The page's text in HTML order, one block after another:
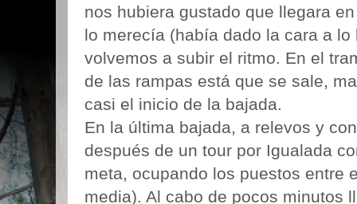
nos hubiera gustado que llegara
lo merecía (había dado la cara a
volvemos a subir el ritmo. En el
de las rampas está que se sale,
casi el inicio de la bajada.
En la última bajada, a relevos y
después de un tour por Igualada
meta, ocupando los puestos entre
media). Al cabo de pocos minutos